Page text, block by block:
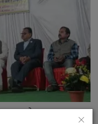
यह सहयोग स...